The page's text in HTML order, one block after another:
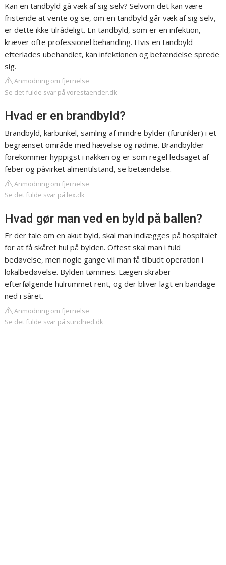
Kan en tandbyld gå væk af sig selv? Selvom det kan være
fristende at vente og se, om en tandbyld går væk af sig selv,
er dette ikke tilrådeligt. En tandbyld, som er en infektion,
kræver ofte professionel behandling. Hvis en tandbyld
efterlades ubehandlet, kan infektionen og betændelse sprede
sig.
Anmodning om fjernelse
Se det fulde svar på vorestaender.dk
Hvad er en brandbyld?
Brandbyld, karbunkel, samling af mindre bylder (furunkler) i et
begrænset område med hævelse og rødme. Brandbylder
forekommer hyppigst i nakken og er som regel ledsaget af
feber og påvirket almentilstand, se betændelse.
Anmodning om fjernelse
Se det fulde svar på lex.dk
Hvad gør man ved en byld på ballen?
Er der tale om en akut byld, skal man indlægges på hospitalet
for at få skåret hul på bylden. Oftest skal man i fuld
bedøvelse, men nogle gange vil man få tilbudt operation i
lokalbedøvelse. Bylden tømmes. Lægen skraber
efterfølgende hulrummet rent, og der bliver lagt en bandage
ned i såret.
Anmodning om fjernelse
Se det fulde svar på sundhed.dk